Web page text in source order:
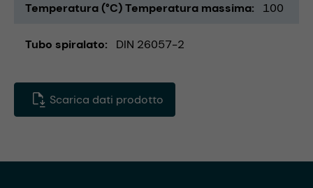
Temperatura (°C) Temperatura massima 100
Tubo spiralato DIN 26057-2
Scarica dati prodotto